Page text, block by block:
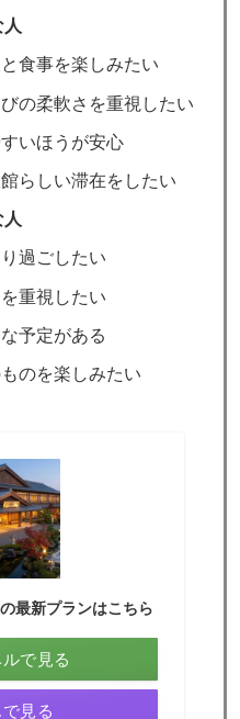
食事を楽しみたい
の柔軟さを重視したい
いほうが安心
らしい滞在をしたい
過ごしたい
重視したい
予定がある
のを楽しみたい
最新プランはこちら
で見る
見る